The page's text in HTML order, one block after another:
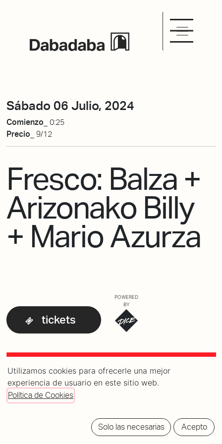
Sábado 06 Julio, 2024
Comienzo_ 0:25
Precio_ 9/12
Fresco: Balza +
Arizonako Billy
+ Mario Azurza
tickets
POWERED
BY
Utilizamos cookies para ofrecerle una mejor
experiencia de usuario en este sitio web.
Política de Cookies
Solo las necesarias Acepto